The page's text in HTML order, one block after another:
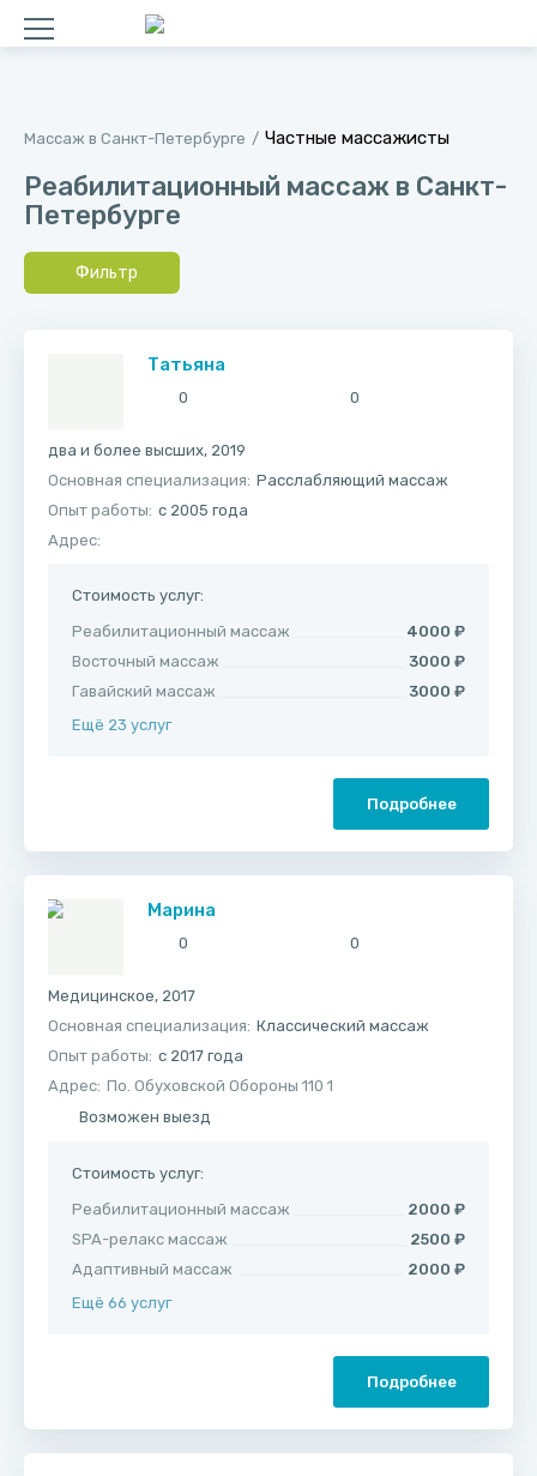
Массаж в Санкт-Петербурге Частные массажисты
Реабилитационный массаж в Санкт-
Петербурге
Фильтр
Татьяна
0 0
два и более высших, 2019
Основная специализация: Расслабляющий массаж
Опыт работы: с 2005 года
Адрес:
Стоимость услуг:
Реабилитационный массаж
4000 ₽
Восточный массаж
3000 ₽
Гавайский массаж
3000 ₽
Ещё 23 услуг
Подробнее
Марина
0 0
Медицинское, 2017
Основная специализация: Классический массаж
Опыт работы: с 2017 года
Адрес: По. Обуховской Обороны 110 1
Возможен выезд
Стоимость услуг:
Реабилитационный массаж
2000 ₽
SPA-релакс массаж
2500 ₽
Адаптивный массаж
2000 ₽
Ещё 66 услуг
Подробнее